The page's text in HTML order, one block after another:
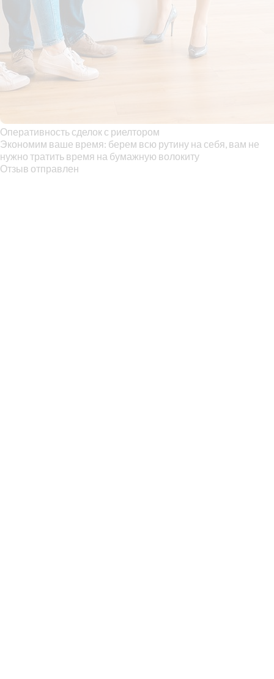
Оперативность сделок с риелтором
Экономим ваше время: берем всю рутину на себя, вам не
нужно тратить время на бумажную волокиту
Отзыв отправлен